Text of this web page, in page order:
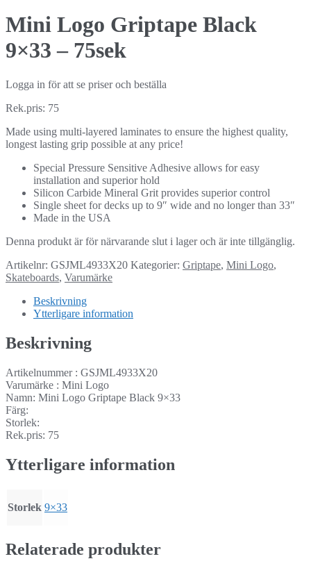
Mini Logo Griptape Black
9×33 – 75sek
Logga in för att se priser och beställa
Rek.pris: 75
Made using multi-layered laminates to ensure the highest quality,
longest lasting grip possible at any price!
Special Pressure Sensitive Adhesive allows for easy
installation and superior hold
Silicon Carbide Mineral Grit provides superior control
Single sheet for decks up to 9″ wide and no longer than 33″
Made in the USA
Denna produkt är för närvarande slut i lager och är inte tillgänglig.
Artikelnr: GSJML4933X20 Kategorier: Griptape, Mini Logo,
Skateboards, Varumärke
Beskrivning
Ytterligare information
Beskrivning
Artikelnummer : GSJML4933X20
Varumärke : Mini Logo
Namn: Mini Logo Griptape Black 9×33
Färg:
Storlek:
Rek.pris: 75
Ytterligare information
Storlek 9×33
Relaterade produkter